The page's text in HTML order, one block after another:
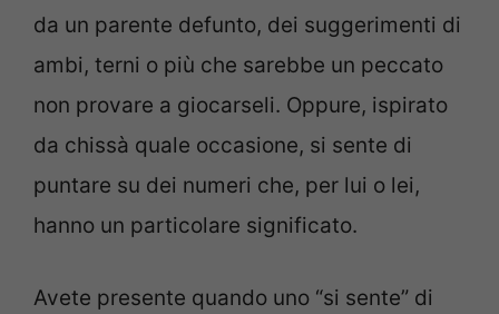
da un parente defunto, dei suggerimenti di
ambi, terni o più che sarebbe un peccato
non provare a giocarseli. Oppure, ispirato
da chissà quale occasione, si sente di
puntare su dei numeri che, per lui o lei,
hanno un particolare significato.
Avete presente quando uno “si sente” di